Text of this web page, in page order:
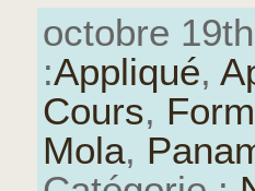
octobre
:Appliqué,
Cours,
Mola,